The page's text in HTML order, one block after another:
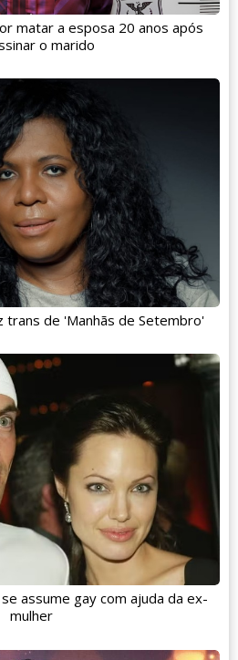
matar a esposa 20 anos após
o marido
trans de 'Manhãs de Setembro'
assume gay com ajuda da ex-
mulher